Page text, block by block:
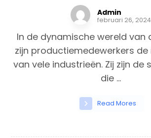
Admin
februari 26, 2024
In de dynamische wereld van
zijn productiemedewerkers
van vele industrieën. Zij zijn de
die ...
Read Mores